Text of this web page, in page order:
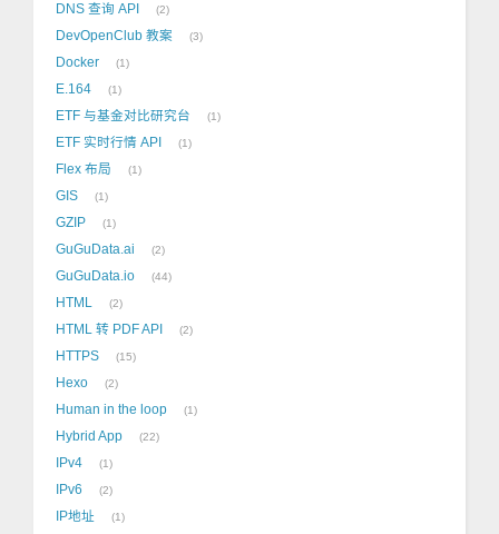
DNS 查询 API 2
DevOpenClub 教案 3
Docker 1
E.164 1
ETF 与基金对比研究台 1
ETF 实时行情 API 1
Flex 布局 1
GIS 1
GZIP 1
GuGuData.ai 2
GuGuData.io 44
HTML 2
HTML 转 PDF API 2
HTTPS 15
Hexo 2
Human in the loop 1
Hybrid App 22
IPv4 1
IPv6 2
IP地址 1